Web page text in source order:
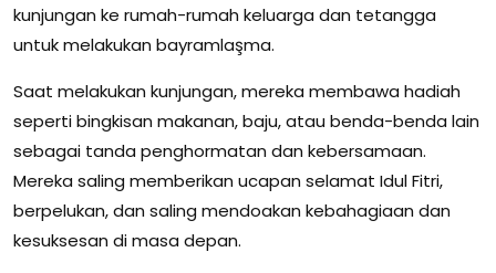
kunjungan ke rumah-rumah keluarga dan tetangga
untuk melakukan bayramlaşma.
Saat melakukan kunjungan, mereka membawa hadiah
seperti bingkisan makanan, baju, atau benda-benda lain
sebagai tanda penghormatan dan kebersamaan.
Mereka saling memberikan ucapan selamat Idul Fitri,
berpelukan, dan saling mendoakan kebahagiaan dan
kesuksesan di masa depan.